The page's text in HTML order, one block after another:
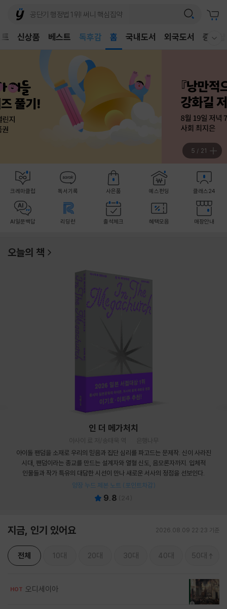
신상품 베스트
독후감
홈 국내도서 외국도서 중고샵
6 / 21
크레마클럽 독서기록 사은품 예스펀딩 클래스24
AI일문백답 리딩런 출석체크 혜택모음 매장안내
오늘의 책
인 더 메가처치
아사이 료 저/송태욱 역
은행나무
아이돌 팬덤을 소재로 우리의 믿음과 집단 심리를 파고드는 문제작. 신이 사라진
시대, 팬덤이라는 종교를 만드는 설계자와 열혈 신도, 음모론자까지. 입체적
인물들과 작가 특유의 대담한 시선이 만나 새로운 서사의 정점을 선보인다.
양장 누드 제본 노트 (포인트차감)
9.8 24
지금, 인기 있어요 2026.08.09 22:23 기준
전체 10대 20대 30대 40대 50대
HOT 오디세이아